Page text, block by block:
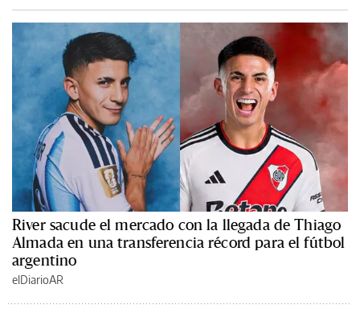
River sacude el mercado con la llegada de Thiago
Almada en una transferencia récord para el fútbol
argentino
elDiarioAR